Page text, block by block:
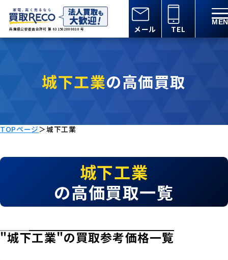
兵庫県公安委員会許可 第 631502000030 号 メール TEL
城下工業の高価買取
TOPページ＞城下工業
城下工業
の高価買取一覧
"城下工業"の買取参考価格一覧